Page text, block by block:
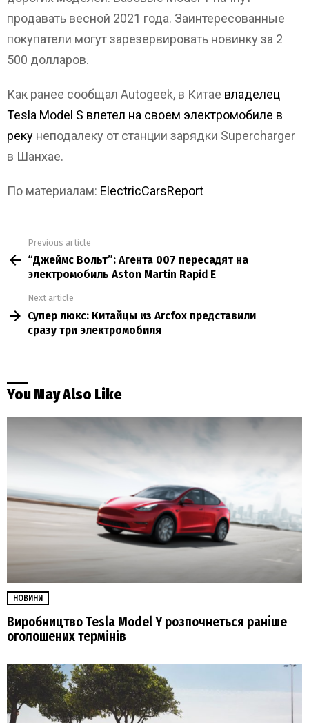
продавать весной 2021 года. Заинтересованные
покупатели могут зарезервировать новинку за 2
500 долларов.
Как ранее сообщал Autogeek, в Китае владелец
Tesla Model S влетел на своем электромобиле в
реку неподалеку от станции зарядки Supercharger
в Шанхае.
По материалам: ElectricCarsReport
more
Previous article
“Джеймс Вольт”: Агента 007 пересадят на
электромобиль Aston Martin Rapid E
Next article
Супер люкс: Китайцы из Arcfox представили
сразу три электромобиля
You May Also Like
НОВИНИ
Виробництво Tesla Model Y розпочнеться раніше
оголошених термінів